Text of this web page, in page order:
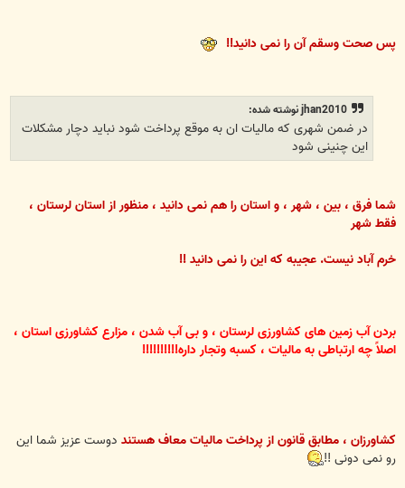
پس صحت وسقم آن را نمی دانید!!
jhan2010 نوشته شده:
در ضمن شهری که مالیات ان به موقع پرداخت شود نباید دچار مشکلات
این چنینی شود
شما فرق ، بین ، شهر ، و استان را هم نمی دانید ، منظور از استان لرستان ،
فقط شهر
خرمآباد نیست. عجیبه که این را نمی دانید !!
بردن آب زمین های کشاورزی لرستان ، و بی آب شدن ، مزارع کشاورزی استان ،
اصلاً چه ارتباطی به مالیات ، کسبه وتجار داره!!!!!!!!!!
کشاورزان ، مطابق قانون از پرداخت مالیات معاف هستند دوست عزیز شما این
رو نمی دونی !!